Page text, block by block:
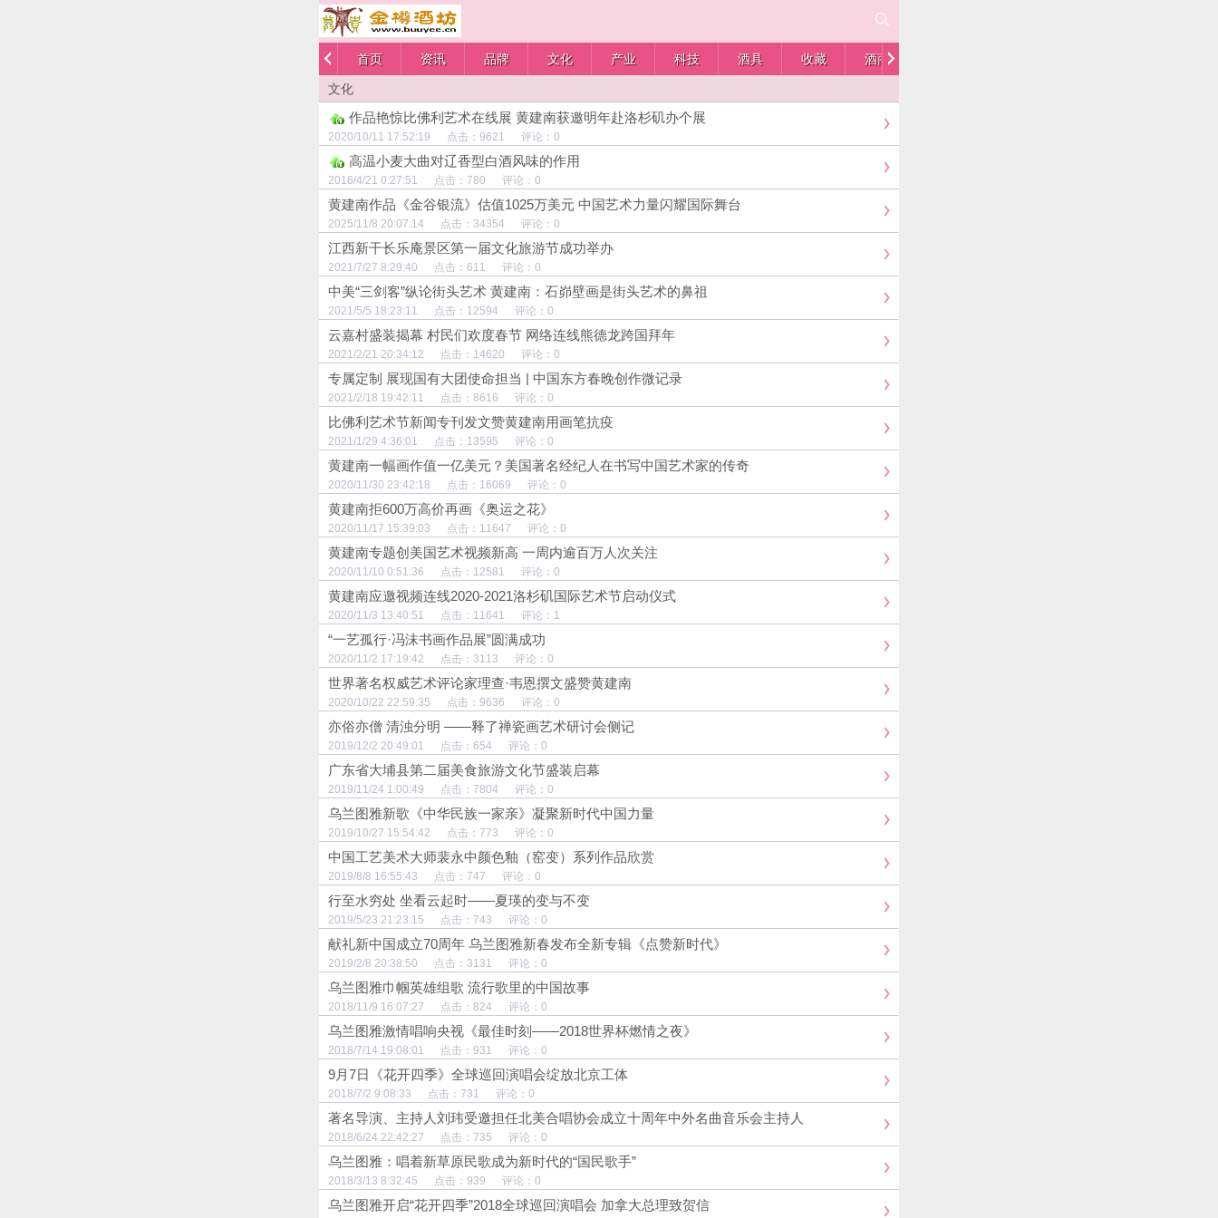
首页 资讯 品牌 文化 产业 科技 酒具 收藏 酒商
文化
作品艳惊比佛利艺术在线展 黄建南获邀明年赴洛杉矶办个展
2020/10/11 17:52:19 点击：9621 评论：0
高温小麦大曲对辽香型白酒风味的作用
2016/4/21 0:27:51 点击：780 评论：0
黄建南作品《金谷银流》估值1025万美元 中国艺术力量闪耀国际舞台
2025/11/8 20:07:14 点击：34354 评论：0
江西新干长乐庵景区第一届文化旅游节成功举办
2021/7/27 8:29:40 点击：611 评论：0
中美“三剑客”纵论街头艺术 黄建南：石峁壁画是街头艺术的鼻祖
2021/5/5 18:23:11 点击：12594 评论：0
云嘉村盛装揭幕 村民们欢度春节 网络连线熊德龙跨国拜年
2021/2/21 20:34:12 点击：14620 评论：0
专属定制 展现国有大团使命担当 | 中国东方春晚创作微记录
2021/2/18 19:42:11 点击：8616 评论：0
比佛利艺术节新闻专刊发文赞黄建南用画笔抗疫
2021/1/29 4:36:01 点击：13595 评论：0
黄建南一幅画作值一亿美元？美国著名经纪人在书写中国艺术家的传奇
2020/11/30 23:42:18 点击：16069 评论：0
黄建南拒600万高价再画《奥运之花》
2020/11/17 15:39:03 点击：11647 评论：0
黄建南专题创美国艺术视频新高 一周内逾百万人次关注
2020/11/10 0:51:36 点击：12581 评论：0
黄建南应邀视频连线2020-2021洛杉矶国际艺术节启动仪式
2020/11/3 13:40:51 点击：11641 评论：1
“一艺孤行·冯沫书画作品展”圆满成功
2020/11/2 17:19:42 点击：3113 评论：0
世界著名权威艺术评论家理查·韦恩撰文盛赞黄建南
2020/10/22 22:59:35 点击：9636 评论：0
亦俗亦僧 清浊分明 ——释了禅瓷画艺术研讨会侧记
2019/12/2 20:49:01 点击：654 评论：0
广东省大埔县第二届美食旅游文化节盛装启幕
2019/11/24 1:00:49 点击：7804 评论：0
乌兰图雅新歌《中华民族一家亲》凝聚新时代中国力量
2019/10/27 15:54:42 点击：773 评论：0
中国工艺美术大师裴永中颜色釉（窑变）系列作品欣赏
2019/8/8 16:55:43 点击：747 评论：0
行至水穷处 坐看云起时——夏瑛的变与不变
2019/5/23 21:23:15 点击：743 评论：0
献礼新中国成立70周年 乌兰图雅新春发布全新专辑《点赞新时代》
2019/2/8 20:38:50 点击：3131 评论：0
乌兰图雅巾帼英雄组歌 流行歌里的中国故事
2018/11/9 16:07:27 点击：824 评论：0
乌兰图雅激情唱响央视《最佳时刻——2018世界杯燃情之夜》
2018/7/14 19:08:01 点击：931 评论：0
9月7日《花开四季》全球巡回演唱会绽放北京工体
2018/7/2 9:08:33 点击：731 评论：0
著名导演、主持人刘玮受邀担任北美合唱协会成立十周年中外名曲音乐会主持人
2018/6/24 22:42:27 点击：735 评论：0
乌兰图雅：唱着新草原民歌成为新时代的“国民歌手”
2018/3/13 8:32:45 点击：939 评论：0
乌兰图雅开启“花开四季”2018全球巡回演唱会 加拿大总理致贺信